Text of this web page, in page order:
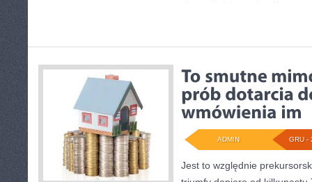
GRU -
ADMIN
Jest to względnie